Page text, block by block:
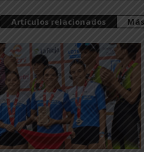
Artículos relacionados